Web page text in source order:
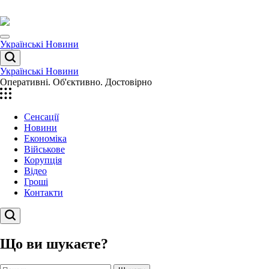
до
вмісту
Menu
Українські Новини
Пошук
Українські Новини
Оперативні. Об'єктивно. Достовірно
Сенсації
Новини
Економіка
Військове
Корупція
Відео
Гроші
Контакти
Пошук
Що ви шукаєте?